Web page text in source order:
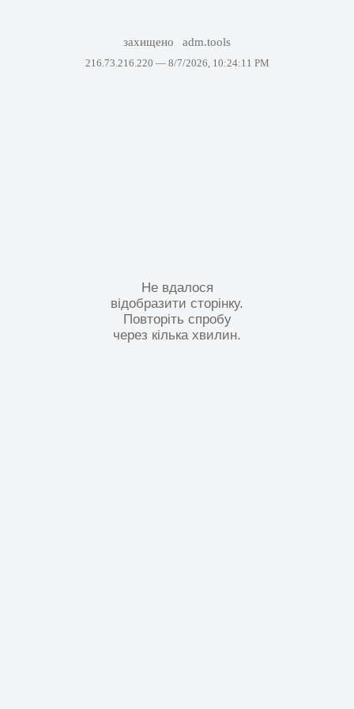
захищено adm.tools
216.73.216.220 — 8/7/2026, 10:24:11 PM
Не вдалося
відобразити сторінку.
Повторіть спробу
через кілька хвилин.